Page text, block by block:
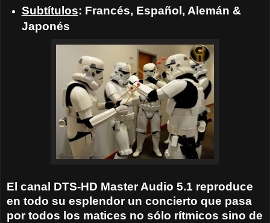
Subtítulos: Francés, Español, Alemán &
Japonés
El canal DTS-HD Master Audio 5.1 reproduce
en todo su esplendor un concierto que pasa
por todos los matices no sólo rítmicos sino de